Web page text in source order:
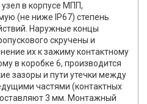
в корпусе МПП,
(не ниже IP67) степень
Наружные концы
скручены и
их к зажиму контактному
в коробке 6, производится
зазоры и пути утечки между
частями (контактных
3 мм. Монтажный